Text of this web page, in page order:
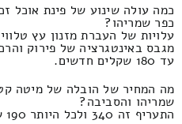
כמה עולה שינוע של פינת אוכל
כפר שמריהו?
עד 180 שקלים חדשים.
מה המחיר של הובלה של מיטה
שמריהו והסביבה?
התעריף זה 340 ולכל היותר 190 שקלים חדשים.